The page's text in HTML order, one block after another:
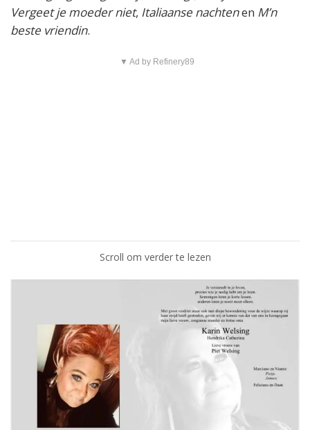
Vergeet je moeder niet, Italiaanse nachtenen M’n
beste vriendin.
▼ Ad by Refinery89
Scroll om verder te lezen